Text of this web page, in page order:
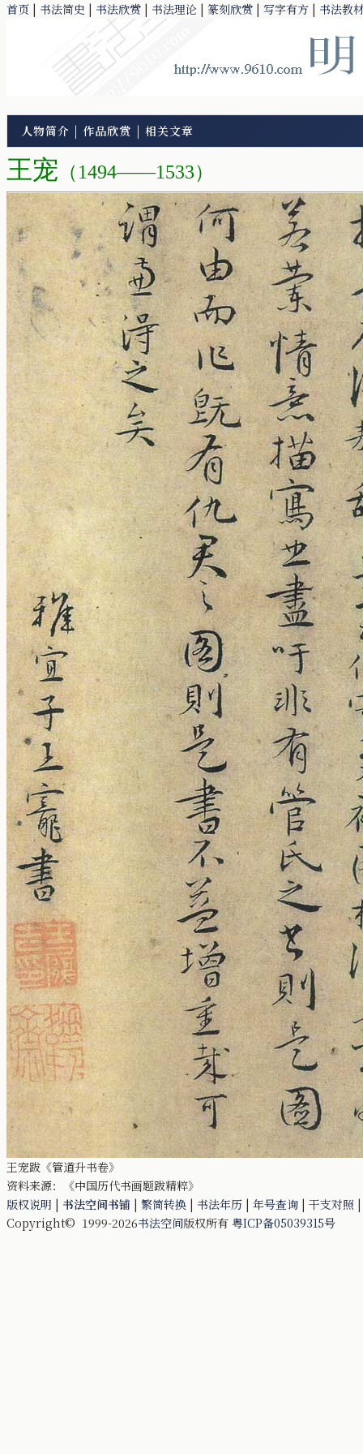
首页 | 书法简史 | 书法欣赏 | 书法理论 | 篆刻欣赏 | 写字有方 | 书法教
人物简介 | 作品欣赏 | 相关文章
王宠 （1494——1533）
王宠跋《管道升书卷》
资料来源：《中国历代书画题跋精粹》
版权说明 | 书法空间书铺 | 繁简转换 | 书法年历 | 年号查询 | 干支对照
Copyright© 1999-2026书法空间版权所有 粤ICP备05039315号